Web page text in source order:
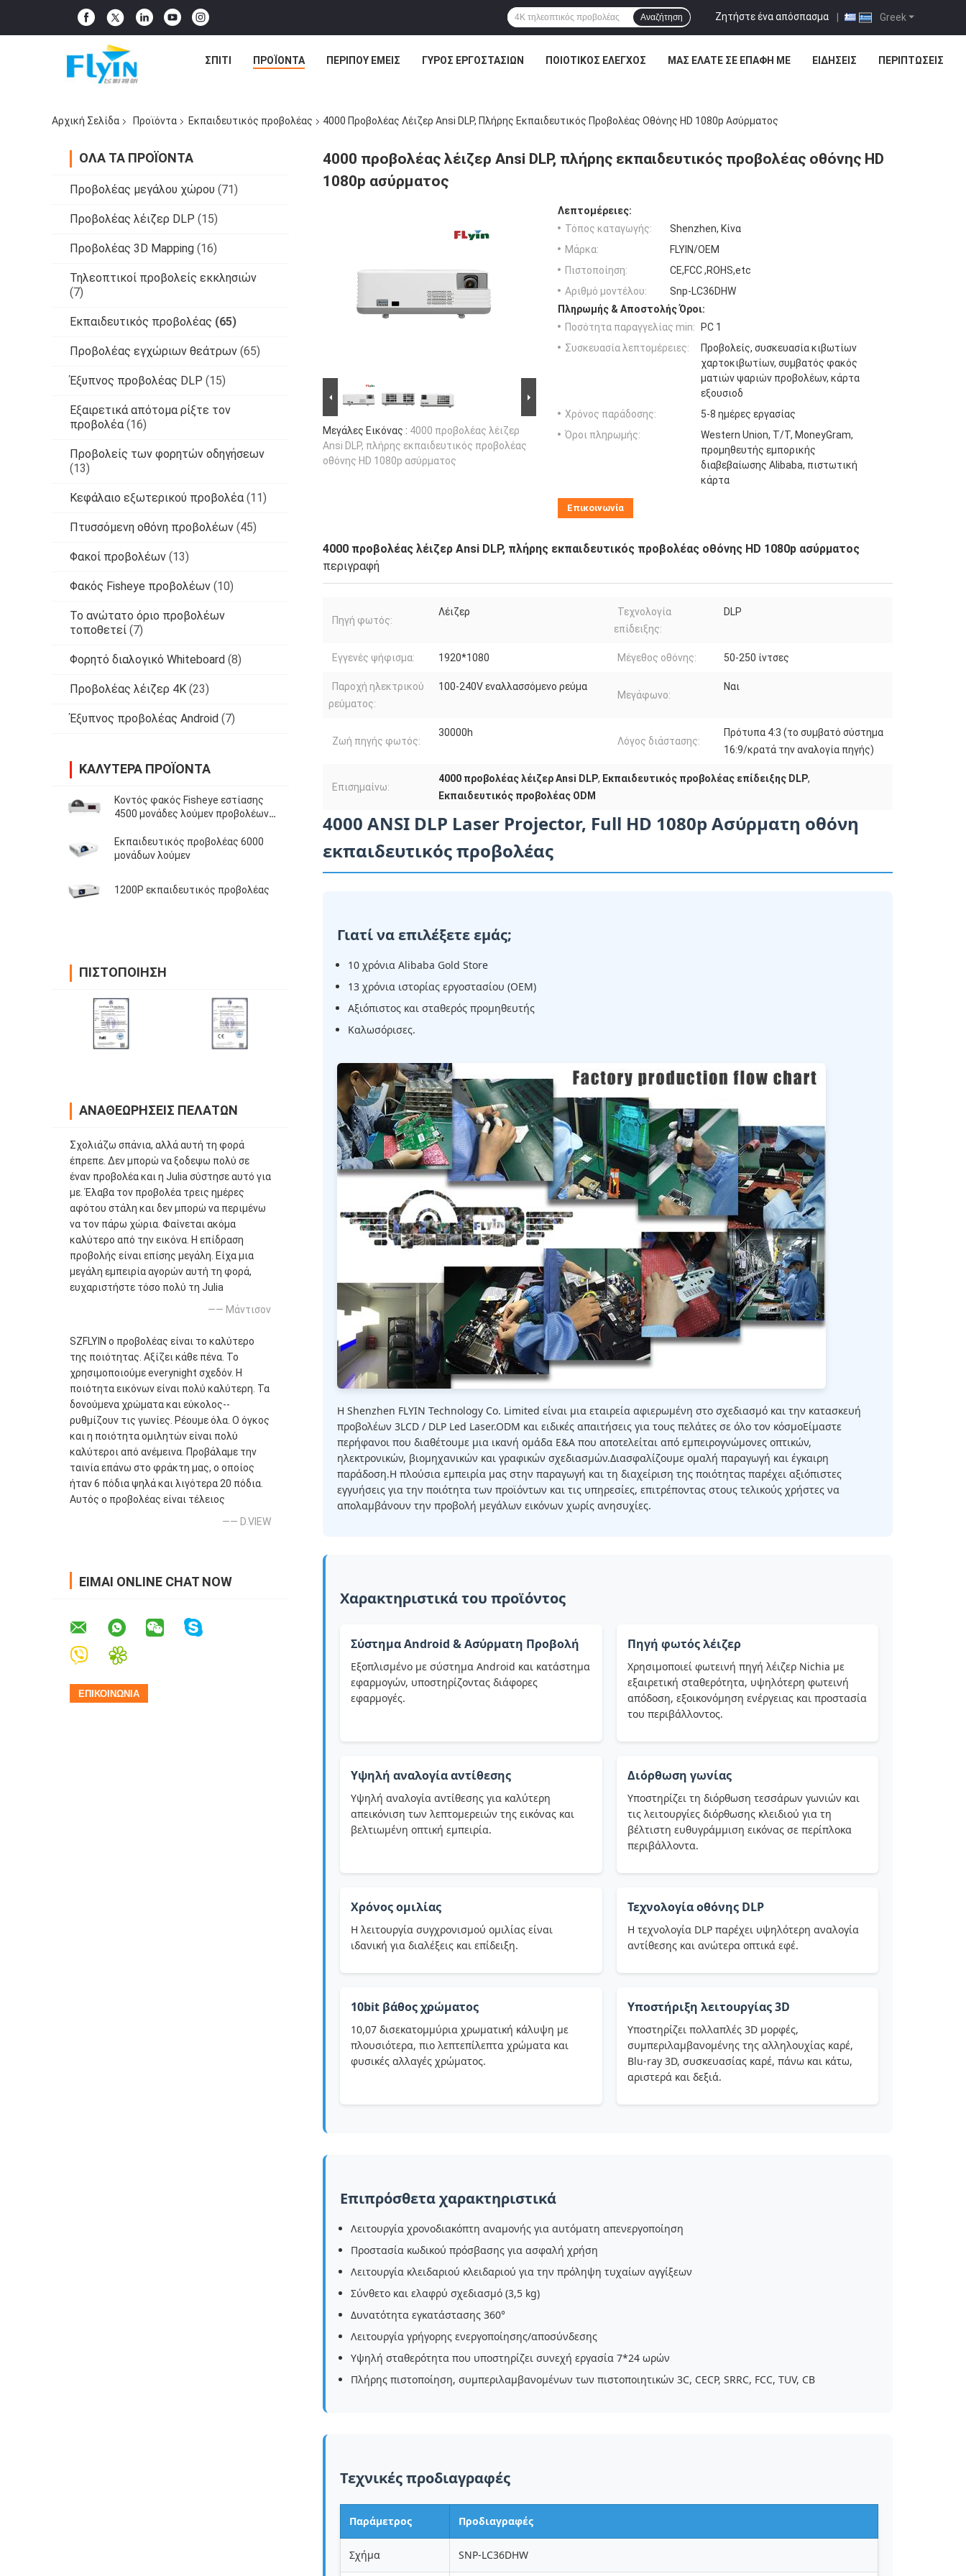
Greek
Ζητήστε ένα απόσπασμα |
Αναζήτηση
ΣΠΊΤΙ ΠΡΟΪΌΝΤΑ ΠΕΡΊΠΟΥ ΕΜΕΊΣ ΓΎΡΟΣ ΕΡΓΟΣΤΑΣΊΩΝ ΠΟΙΟΤΙΚΌΣ ΈΛΕΓΧΟΣ ΜΑΣ ΕΛΆΤΕ ΣΕ ΕΠΑΦΉ ΜΕ ΕΙΔΉΣΕΙΣ ΠΕΡΙΠΤΏΣΕΙΣ
Αρχική Σελίδα Προϊόντα Εκπαιδευτικός προβολέας 4000 Προβολέας Λέιζερ Ansi DLP, Πλήρης Εκπαιδευτικός Προβολέας Οθόνης HD 1080p Ασύρματος
ΌΛΑ ΤΑ ΠΡΟΪΌΝΤΑ
Προβολέας μεγάλου χώρου (71)
Προβολέας λέιζερ DLP (15)
Προβολέας 3D Mapping (16)
Τηλεοπτικοί προβολείς εκκλησιών
(7)
Εκπαιδευτικός προβολέας (65)
Προβολέας εγχώριων θεάτρων (65)
Έξυπνος προβολέας DLP (15)
Εξαιρετικά απότομα ρίξτε τον
προβολέα (16)
Προβολείς των φορητών οδηγήσεων
(13)
Κεφάλαιο εξωτερικού προβολέα (11)
Πτυσσόμενη οθόνη προβολέων (45)
Φακοί προβολέων (13)
Φακός Fisheye προβολέων (10)
Το ανώτατο όριο προβολέων
τοποθετεί (7)
Φορητό διαλογικό Whiteboard (8)
Προβολέας λέιζερ 4K (23)
Έξυπνος προβολέας Android (7)
ΚΑΛΎΤΕΡΑ ΠΡΟΪΌΝΤΑ
Κοντός φακός Fisheye εστίασης
4500 μονάδες λούμεν προβολέων
Εκπαιδευτικός προβολέας 6000
μονάδων λούμεν
1200P εκπαιδευτικός προβολέας
ΠΙΣΤΟΠΟΊΗΣΗ
ΑΝΑΘΕΩΡΉΣΕΙΣ ΠΕΛΑΤΏΝ
Σχολιάζω σπάνια, αλλά αυτή τη φορά
έπρεπε. Δεν μπορώ να ξοδεψω πολύ σε
έναν προβολέα και η Julia σύστησε αυτό για
με. Έλαβα τον προβολέα τρεις ημέρες
αφότου στάλη και δεν μπορώ να περιμένω
να τον πάρω χώρια. Φαίνεται ακόμα
καλύτερο από την εικόνα. Η επίδραση
προβολής είναι επίσης μεγάλη. Είχα μια
μεγάλη εμπειρία αγορών αυτή τη φορά,
ευχαριστήστε τόσο πολύ τη Julia
—— Μάντισον
SZFLYIN ο προβολέας είναι το καλύτερο
της ποιότητας. Αξίζει κάθε πένα. Το
χρησιμοποιούμε everynight σχεδόν. Η
ποιότητα εικόνων είναι πολύ καλύτερη. Τα
δονούμενα χρώματα και εύκολος--
ρυθμίζουν τις γωνίες. Ρέουμε όλα. Ο όγκος
και η ποιότητα ομιλητών είναι πολύ
καλύτεροι από ανέμεινα. Προβάλαμε την
ταινία επάνω στο φράκτη μας, ο οποίος
ήταν 6 πόδια ψηλά και λιγότερα 20 πόδια.
Αυτός ο προβολέας είναι τέλειος
—— D.VIEW
ΕΊΜΑΙ ONLINE CHAT NOW
4000 προβολέας λέιζερ Ansi DLP, πλήρης εκπαιδευτικός προβολέας οθόνης HD
1080p ασύρματος
Μεγάλες Εικόνας : 4000 προβολέας λέιζερ
Ansi DLP, πλήρης εκπαιδευτικός προβολέας
οθόνης HD 1080p ασύρματος
Λεπτομέρειες:
Τόπος καταγωγής:
Shenzhen, Κίνα
Μάρκα:
FLYIN/OEM
Πιστοποίηση:
CE,FCC ,ROHS,etc
Αριθμό μοντέλου:
Snp-LC36DHW
Πληρωμής & Αποστολής Όροι:
Ποσότητα παραγγελίας min:
PC 1
Συσκευασία λεπτομέρειες:
Προβολείς, συσκευασία κιβωτίων
χαρτοκιβωτίων, συμβατός φακός
ματιών ψαριών προβολέων, κάρτα
εξουσιοδ
Χρόνος παράδοσης:
5-8 ημέρες εργασίας
Όροι πληρωμής:
Western Union, T/T, MoneyGram,
προμηθευτής εμπορικής
διαβεβαίωσης Alibaba, πιστωτική
κάρτα
Επικοινωνία
4000 προβολέας λέιζερ Ansi DLP, πλήρης εκπαιδευτικός προβολέας οθόνης HD 1080p ασύρματος
περιγραφή
Πηγή φωτός:
Λέιζερ
Τεχνολογία
επίδειξης:
DLP
Εγγενές ψήφισμα: 1920*1080 Μέγεθος οθόνης: 50-250 ίντσες
Παροχή ηλεκτρικού
ρεύματος:
100-240V εναλλασσόμενο ρεύμα
Μεγάφωνο:
Ναι
Ζωή πηγής φωτός:
30000h
Λόγος διάστασης:
Πρότυπα 4:3 (το συμβατό σύστημα
16:9/κρατά την αναλογία πηγής)
Επισημαίνω:
4000 προβολέας λέιζερ Ansi DLP, Εκπαιδευτικός προβολέας επίδειξης DLP,
Εκπαιδευτικός προβολέας ODM
4000 ANSI DLP Laser Projector, Full HD 1080p Ασύρματη οθόνη
εκπαιδευτικός προβολέας
Γιατί να επιλέξετε εμάς;
10 χρόνια Alibaba Gold Store
13 χρόνια ιστορίας εργοστασίου (OEM)
Αξιόπιστος και σταθερός προμηθευτής
Καλωσόρισες.
Η Shenzhen FLYIN Technology Co. Limited είναι μια εταιρεία αφιερωμένη στο σχεδιασμό και την κατασκευή
προβολέων 3LCD / DLP Led Laser.ODM και ειδικές απαιτήσεις για τους πελάτες σε όλο τον κόσμοΕίμαστε
περήφανοι που διαθέτουμε μια ικανή ομάδα Ε&Α που αποτελείται από εμπειρογνώμονες οπτικών,
ηλεκτρονικών, βιομηχανικών και γραφικών σχεδιασμών.Διασφαλίζουμε ομαλή παραγωγή και έγκαιρη
παράδοση.Η πλούσια εμπειρία μας στην παραγωγή και τη διαχείριση της ποιότητας παρέχει αξιόπιστες
εγγυήσεις για την ποιότητα των προϊόντων και τις υπηρεσίες, επιτρέποντας στους τελικούς χρήστες να
απολαμβάνουν την προβολή μεγάλων εικόνων χωρίς ανησυχίες.
Χαρακτηριστικά του προϊόντος
Σύστημα Android & Ασύρματη Προβολή
Εξοπλισμένο με σύστημα Android και κατάστημα
εφαρμογών, υποστηρίζοντας διάφορες
εφαρμογές.
Πηγή φωτός λέιζερ
Χρησιμοποιεί φωτεινή πηγή λέιζερ Nichia με
εξαιρετική σταθερότητα, υψηλότερη φωτεινή
απόδοση, εξοικονόμηση ενέργειας και προστασία
του περιβάλλοντος.
Υψηλή αναλογία αντίθεσης
Υψηλή αναλογία αντίθεσης για καλύτερη
απεικόνιση των λεπτομερειών της εικόνας και
βελτιωμένη οπτική εμπειρία.
Διόρθωση γωνίας
Υποστηρίζει τη διόρθωση τεσσάρων γωνιών και
τις λειτουργίες διόρθωσης κλειδιού για τη
βέλτιστη ευθυγράμμιση εικόνας σε περίπλοκα
περιβάλλοντα.
Χρόνος ομιλίας
Η λειτουργία συγχρονισμού ομιλίας είναι
ιδανική για διαλέξεις και επίδειξη.
Τεχνολογία οθόνης DLP
Η τεχνολογία DLP παρέχει υψηλότερη αναλογία
αντίθεσης και ανώτερα οπτικά εφέ.
10bit βάθος χρώματος
10,07 δισεκατομμύρια χρωματική κάλυψη με
πλουσιότερα, πιο λεπτεπίλεπτα χρώματα και
φυσικές αλλαγές χρώματος.
Υποστήριξη λειτουργίας 3D
Υποστηρίζει πολλαπλές 3D μορφές,
συμπεριλαμβανομένης της αλληλουχίας καρέ,
Blu-ray 3D, συσκευασίας καρέ, πάνω και κάτω,
αριστερά και δεξιά.
Επιπρόσθετα χαρακτηριστικά
Λειτουργία χρονοδιακόπτη αναμονής για αυτόματη απενεργοποίηση
Προστασία κωδικού πρόσβασης για ασφαλή χρήση
Λειτουργία κλειδαριού κλειδαριού για την πρόληψη τυχαίων αγγίξεων
Σύνθετο και ελαφρύ σχεδιασμό (3,5 kg)
Δυνατότητα εγκατάστασης 360°
Λειτουργία γρήγορης ενεργοποίησης/αποσύνδεσης
Υψηλή σταθερότητα που υποστηρίζει συνεχή εργασία 7*24 ωρών
Πλήρης πιστοποίηση, συμπεριλαμβανομένων των πιστοποιητικών 3C, CECP, SRRC, FCC, TUV, CB
Τεχνικές προδιαγραφές
Παράμετρος Προδιαγραφές
Σχήμα SNP-LC36DHW